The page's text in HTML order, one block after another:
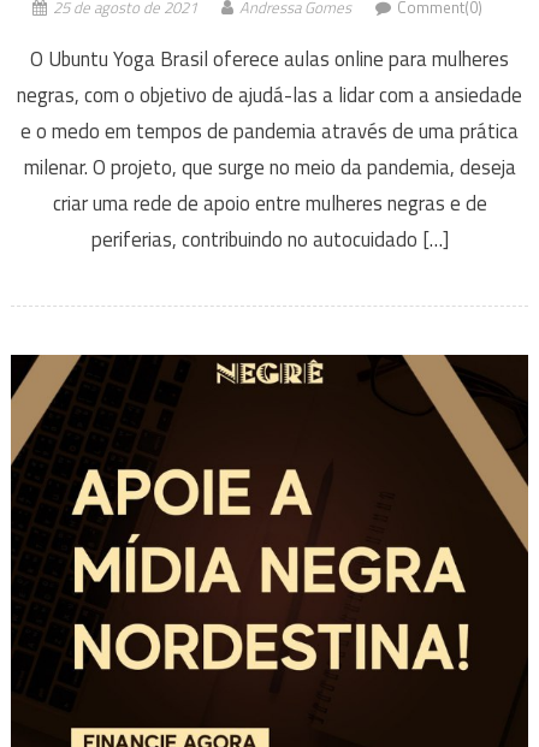
25 de agosto de 2021 Andressa Gomes Comment(0)
O Ubuntu Yoga Brasil oferece aulas online para mulheres
negras, com o objetivo de ajudá-las a lidar com a ansiedade
e o medo em tempos de pandemia através de uma prática
milenar. O projeto, que surge no meio da pandemia, deseja
criar uma rede de apoio entre mulheres negras e de
periferias, contribuindo no autocuidado […]